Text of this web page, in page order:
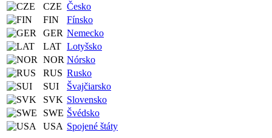
CZE Česko
FIN
Fínsko
GER Nemecko
LAT Lotyšsko
NOR Nórsko
RUS Rusko
SUI
Švajčiarsko
SVK Slovensko
SWE Švédsko
USA Spojené štáty